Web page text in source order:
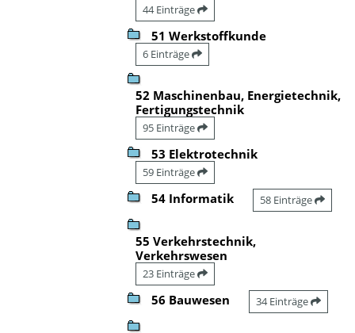
44 Einträge
51 Werkstoffkunde
6 Einträge
52 Maschinenbau, Energietechnik,
Fertigungstechnik
95 Einträge
53 Elektrotechnik
59 Einträge
54 Informatik 58 Einträge
55 Verkehrstechnik,
Verkehrswesen
23 Einträge
56 Bauwesen 34 Einträge